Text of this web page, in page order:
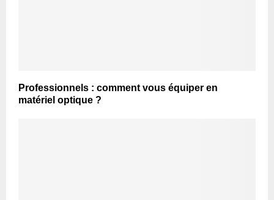
Professionnels : comment vous équiper en
matériel optique ?